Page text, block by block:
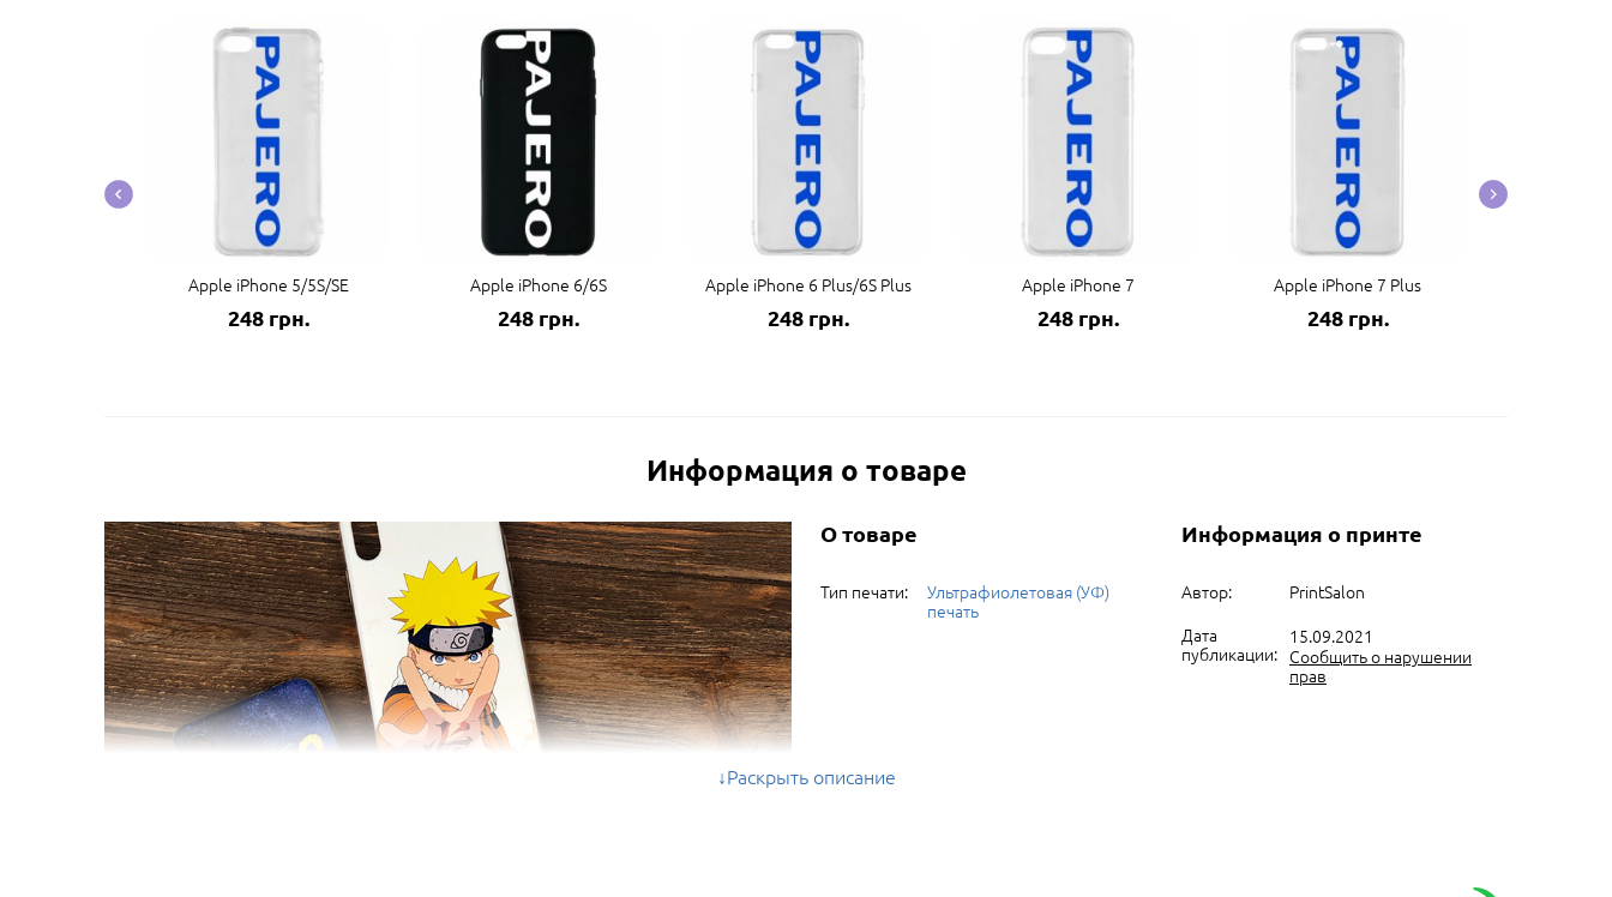
Apple iPhone 5/5S/SE
248 грн.
Apple iPhone 6/6S
248 грн.
Apple iPhone 6 Plus/6S Plus
248 грн.
Apple iPhone 7
248 грн.
Apple iPhone 7 Plus
248 грн.
Информация о товаре
О товаре
Тип печати:
Ультрафиолетовая (УФ)
печать
Информация о принте
Автор:
PrintSalon
Дата
публикации:
15.09.2021
Сообщить о нарушении
прав
Раскрыть описание